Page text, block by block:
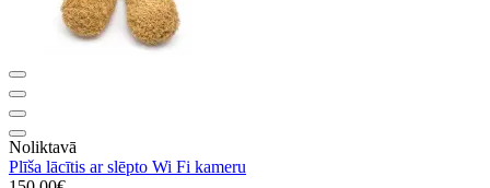
Noliktavā
Plīša lācītis ar slēpto Wi Fi kameru